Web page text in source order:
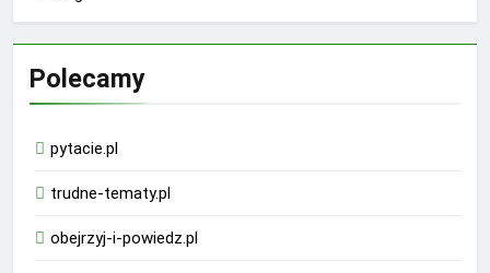
Polecamy
pytacie.pl
trudne-tematy.pl
obejrzyj-i-powiedz.pl